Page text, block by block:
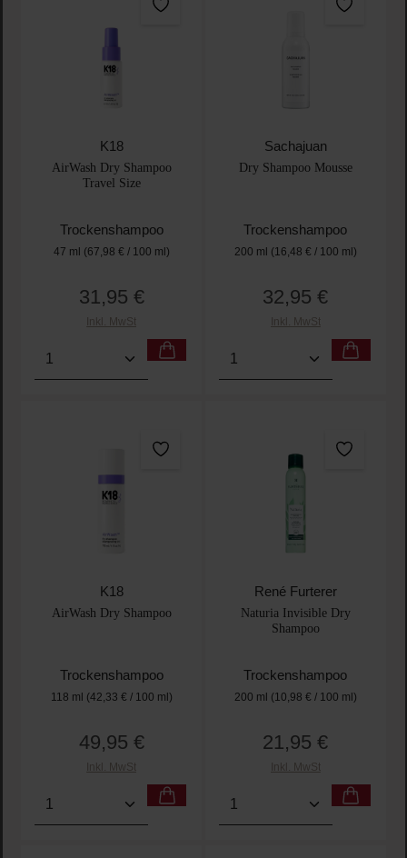
K18
AirWash Dry Shampoo
Travel Size
Trockenshampoo
47 ml (67,98 € / 100 ml)
Regulärer Preis:
31,95 €
Inkl. MwSt
Produkt Anzahl: Gib den gewünschten Wert ein
Sachajuan
Dry Shampoo Mousse
Trockenshampoo
200 ml (16,48 € / 100 ml)
Regulärer Preis:
32,95 €
Inkl. MwSt
Produkt Anzahl: Gib
K18
AirWash Dry Shampoo
Trockenshampoo
118 ml (42,33 € / 100 ml)
Regulärer Preis:
49,95 €
Inkl. MwSt
Produkt Anzahl: Gib den gewünschten Wert ein
René Furterer
Naturia Invisible Dry
Shampoo
Trockenshampoo
200 ml (10,98 € / 100 ml)
Regulärer Preis:
21,95 €
Inkl. MwSt
Produkt Anzahl: Gib